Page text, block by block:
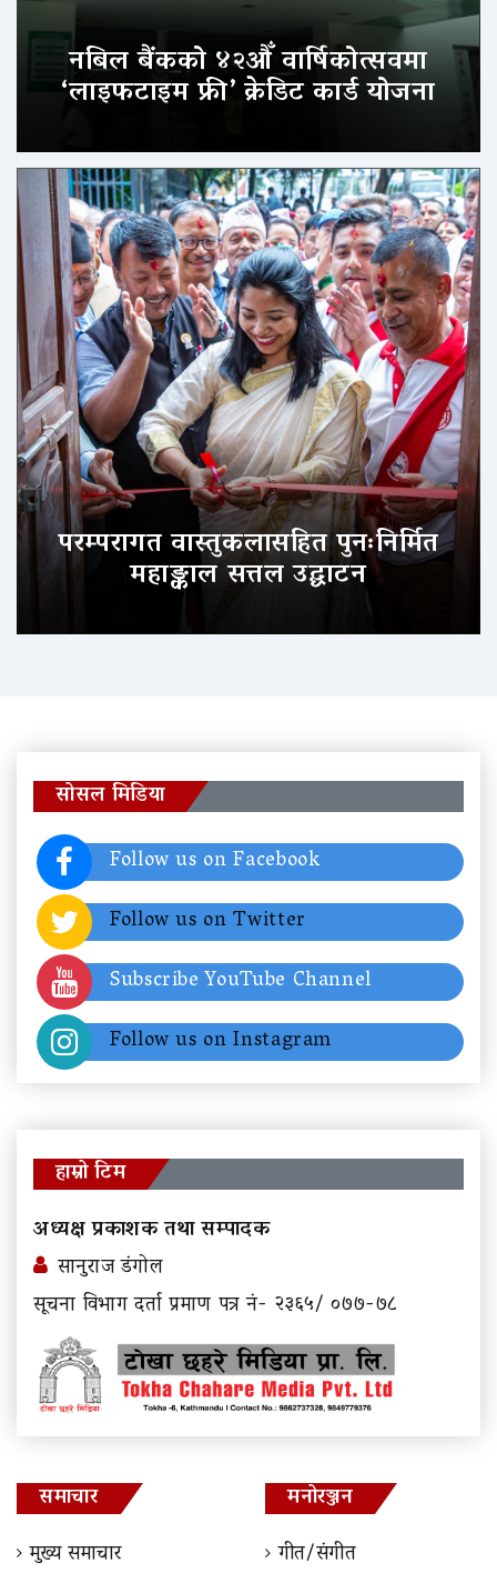
नबिल बैंकको ४२औँ वार्षिकोत्सवमा
‘लाइफटाइम फ्री’ क्रेडिट कार्ड योजना
परम्परागत वास्तुकलासहित पुनःनिर्मित
महाङ्काल सत्तल उद्घाटन
सोसल मिडिया
Follow us on Facebook
Follow us on Twitter
Subscribe YouTube Channel
Follow us on Instagram
हाम्रो टिम
अध्यक्ष प्रकाशक तथा सम्पादक
सानुराज डंगोल
सूचना विभाग दर्ता प्रमाण पत्र नं- २३६५/ ०७७-७८
समाचार
मुख्य समाचार
मनोरञ्जन
गीत/संगीत